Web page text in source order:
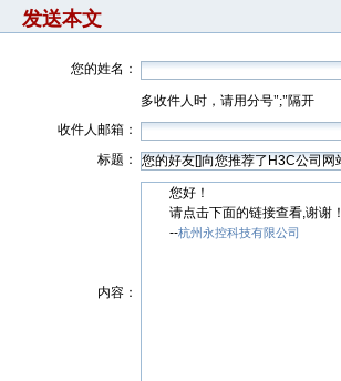
发送本文
您的姓名：
多收件人时，请用分号";"隔开
收件人邮箱：
标题：
内容：
您好！
请点击下面的链接查看,谢谢！
--杭州永控科技有限公司